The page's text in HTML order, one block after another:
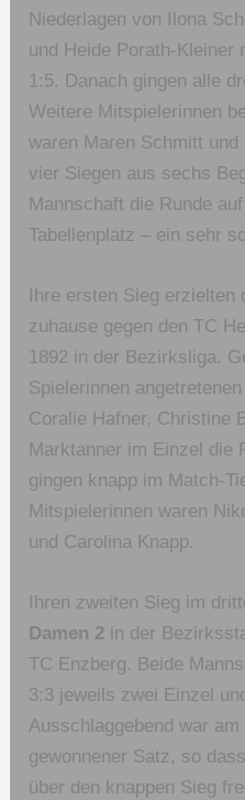
Niederlagen von Ilona
und Heide Porath-Kleiner
1:5. Danach gingen alle
Weitere Mitspielerinnen
waren Maren Schmitt
vier Siegen aus sechs
Mannschaft die Runde
Tabellenplatz – ein sehr
Ihre ersten Sieg erzielten
zuhause gegen den TC
1892 in der Bezirksliga.
Spielerinnen
Coralie Hafner, Christine
Marktanner im Einzel die
gingen knapp im Match-
Mitspielerinnen waren
und Carolina Knapp.
Ihren zweiten Sieg im
Damen 2 in der
TC Enzberg. Beide
3:3 jeweils zwei Einzel
Ausschlaggebend war am
gewonnener Satz, so
über den knappen Sieg